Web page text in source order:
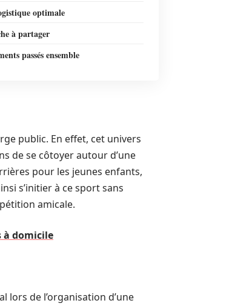
optimale
à partager
passés ensemble
public. En effet, cet univers
de se côtoyer autour d’une
pour les jeunes enfants,
s’initier à ce sport sans
amicale.
à domicile
lors de l’organisation d’une